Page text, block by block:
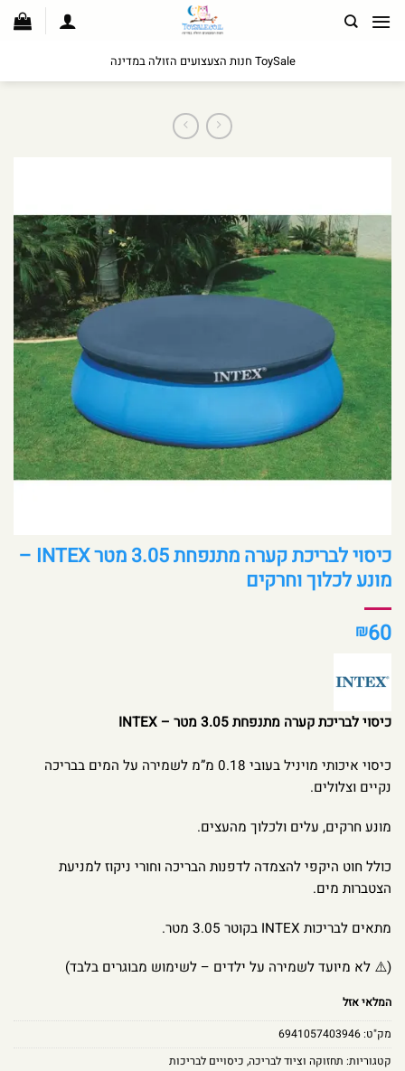
לתוכן
ToySale חנות הצעצועים הזולה במדינה
כיסוי לבריכת קערה מתנפחת 3.05 מטר INTEX –
מונע לכלוך וחרקים
₪60
כיסוי לבריכת קערה מתנפחת 3.05 מטר – INTEX
כיסוי איכותי מויניל בעובי 0.18 מ”מ לשמירה על המים בבריכה
נקיים וצלולים.
מונע חרקים, עלים ולכלוך מהעצים.
כולל חוט היקפי להצמדה לדפנות הבריכה וחורי ניקוז למניעת
הצטברות מים.
מתאים לבריכות INTEX בקוטר 3.05 מטר.
(⚠️ לא מיועד לשמירה על ילדים – לשימוש מבוגרים בלבד)
המלאי אזל
מק"ט:6941057403946
קטגוריות: תחזוקה וציוד לבריכה, כיסויים לבריכות